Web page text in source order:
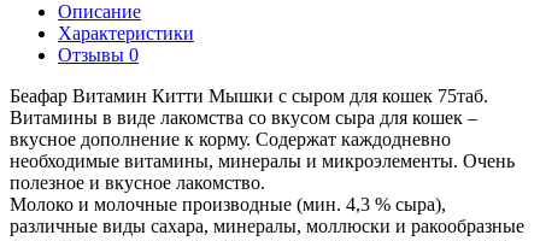
Описание
Характеристики
Отзывы 0
Беафар Витамин Китти Мышки с сыром для кошек 75таб.
Витамины в виде лакомства со вкусом сыра для кошек –
вкусное дополнение к корму. Содержат каждодневно
необходимые витамины, минералы и микроэлементы. Очень
полезное и вкусное лакомство.
Молоко и молочные производные (мин. 4,3 % сыра),
различные виды сахара, минералы, моллюски и ракообразные